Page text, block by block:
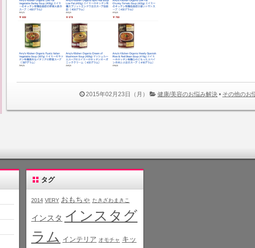
2015年02月23日（月） 健康/美容のお悩み解決 • その他のお
タグ
2014 VERY おもちゃ たきざわまきこ
インスタ インスタグ
ラム インテリア オモチャ キッ